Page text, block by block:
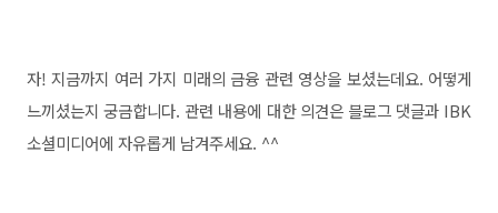
자! 지금까지 여러 가지 미래의 금융 관련 영상을 보셨는데요. 어떻게
느끼셨는지 궁금합니다. 관련 내용에 대한 의견은 블로그 댓글과 IBK
소셜미디어에 자유롭게 남겨주세요. ^^